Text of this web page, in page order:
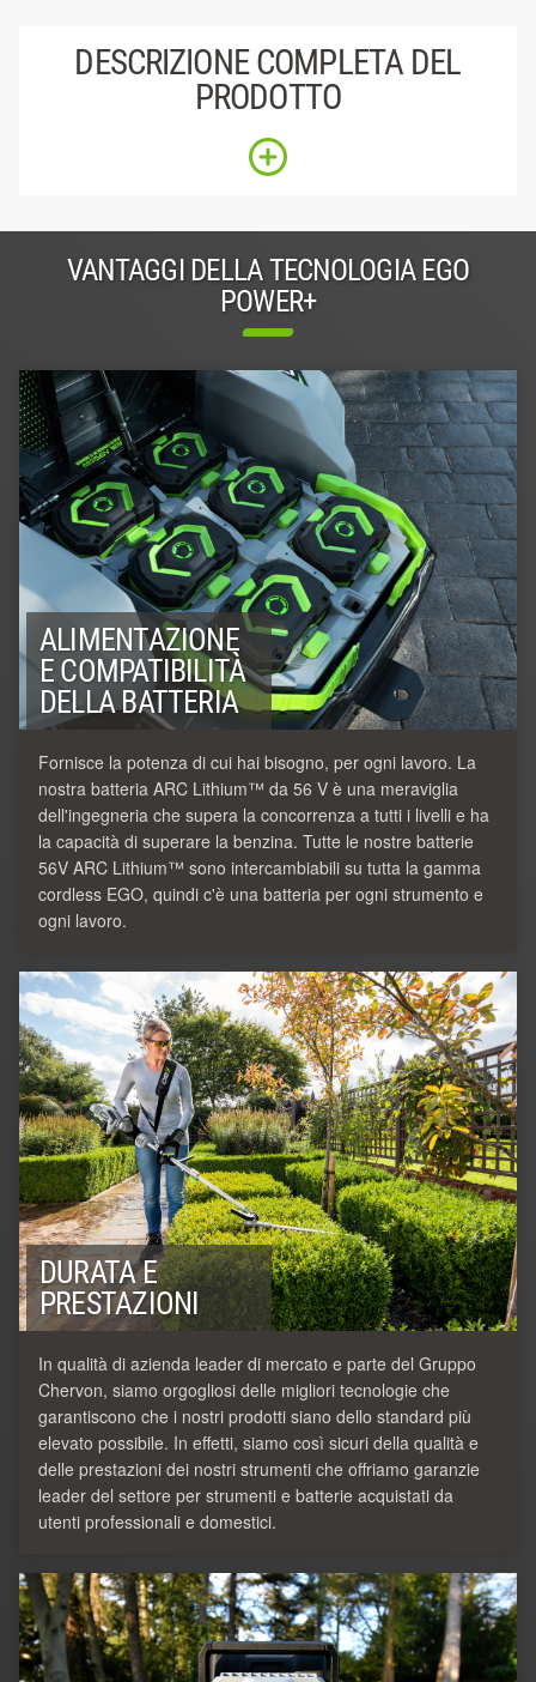
DESCRIZIONE COMPLETA DEL
PRODOTTO
VANTAGGI DELLA TECNOLOGIA EGO
POWER+
ALIMENTAZIONE
E COMPATIBILITÀ
DELLA BATTERIA
Fornisce la potenza di cui hai bisogno, per ogni lavoro. La
nostra batteria ARC Lithium™ da 56 V è una meraviglia
dell'ingegneria che supera la concorrenza a tutti i livelli e ha
la capacità di superare la benzina. Tutte le nostre batterie
56V ARC Lithium™ sono intercambiabili su tutta la gamma
cordless EGO, quindi c'è una batteria per ogni strumento e
ogni lavoro.
DURATA E
PRESTAZIONI
In qualità di azienda leader di mercato e parte del Gruppo
Chervon, siamo orgogliosi delle migliori tecnologie che
garantiscono che i nostri prodotti siano dello standard più
elevato possibile. In effetti, siamo così sicuri della qualità e
delle prestazioni dei nostri strumenti che offriamo garanzie
leader del settore per strumenti e batterie acquistati da
utenti professionali e domestici.